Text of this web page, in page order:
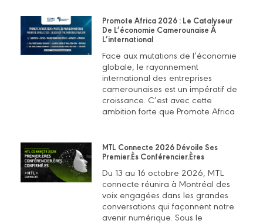
Promote Africa 2026 : Le Catalyseur
De L’économie Camerounaise À
L’international
Face aux mutations de l’économie
globale, le rayonnement
international des entreprises
camerounaises est un impératif de
croissance. C’est avec cette
ambition forte que Promote Africa
MTL Connecte 2026 Dévoile Ses
Premier.ès Conférencier.ères
Du 13 au 16 octobre 2026, MTL
connecte réunira à Montréal des
voix engagées dans les grandes
conversations qui façonnent notre
avenir numérique. Sous le